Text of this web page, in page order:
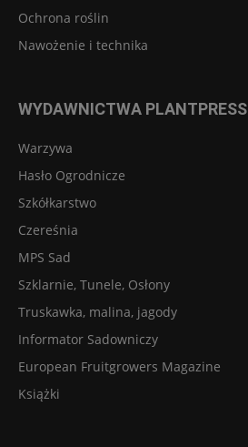
Ochrona roślin
Nawożenie i technika
WYDAWNICTWA PLANTPRESS
Warzywa
Hasło Ogrodnicze
Szkółkarstwo
Czereśnia
MPS Sad
Szklarnie, Tunele, Osłony
Truskawka, malina, jagody
Informator Sadowniczy
European Fruitgrowers Magazine
Książki